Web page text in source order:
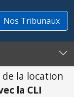
Nos Tribunaux
la location
la CLI